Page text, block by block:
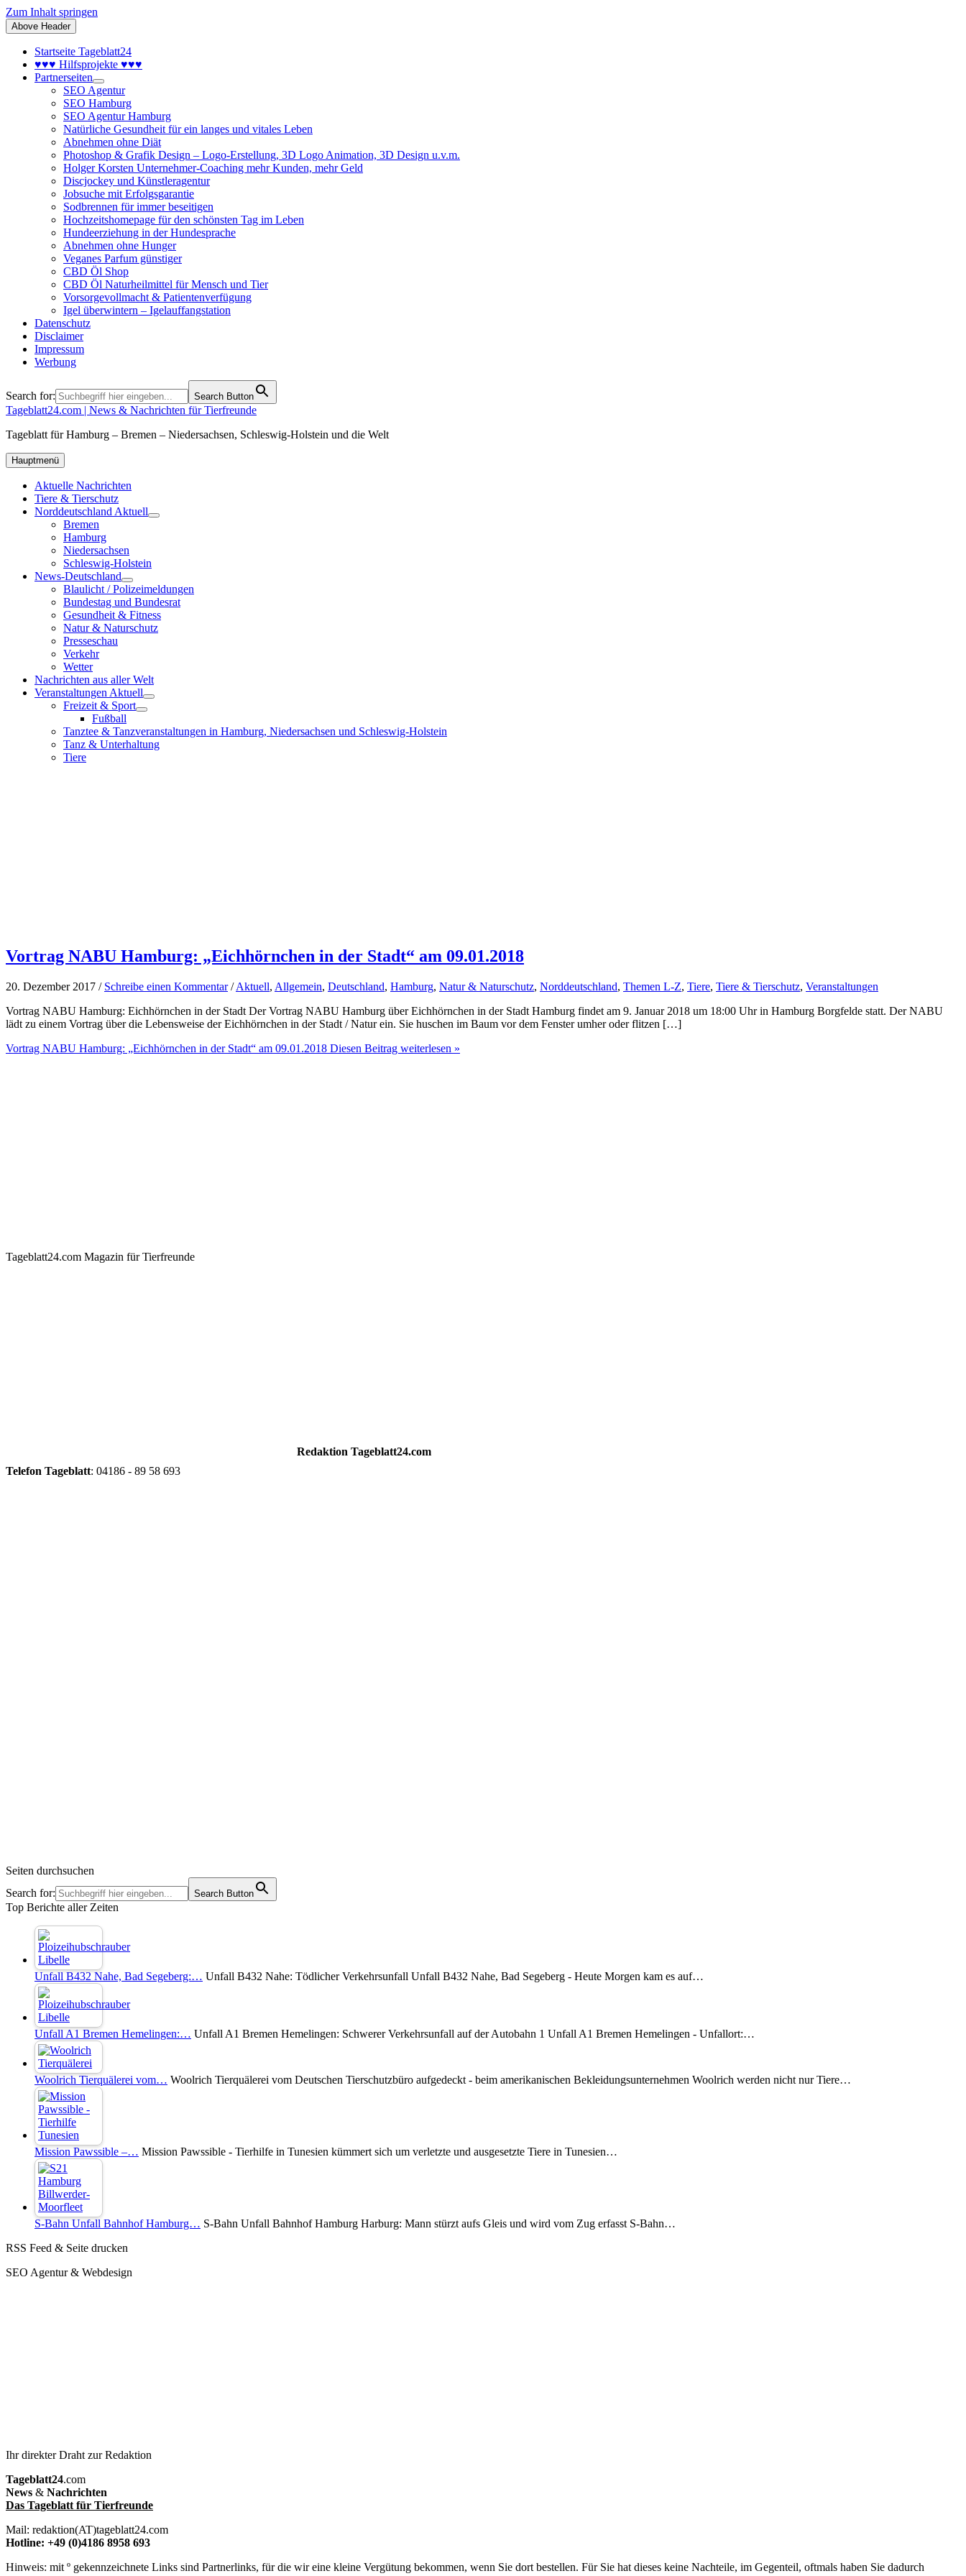
Zum Inhalt springen
Above Header
Startseite Tageblatt24
♥♥♥ Hilfsprojekte ♥♥♥
Partnerseiten
SEO Agentur
SEO Hamburg
SEO Agentur Hamburg
Natürliche Gesundheit für ein langes und vitales Leben
Abnehmen ohne Diät
Photoshop & Grafik Design – Logo-Erstellung, 3D Logo Animation, 3D Design u.v.m.
Holger Korsten Unternehmer-Coaching mehr Kunden, mehr Geld
Discjockey und Künstleragentur
Jobsuche mit Erfolgsgarantie
Sodbrennen für immer beseitigen
Hochzeitshomepage für den schönsten Tag im Leben
Hundeerziehung in der Hundesprache
Abnehmen ohne Hunger
Veganes Parfum günstiger
CBD Öl Shop
CBD Öl Naturheilmittel für Mensch und Tier
Vorsorgevollmacht & Patientenverfügung
Igel überwintern – Igelauffangstation
Datenschutz
Disclaimer
Impressum
Werbung
Search for: Search Button
Tageblatt24.com | News & Nachrichten für Tierfreunde
Tageblatt für Hamburg – Bremen – Niedersachsen, Schleswig-Holstein und die Welt
Hauptmenü
Aktuelle Nachrichten
Tiere & Tierschutz
Norddeutschland Aktuell
Bremen
Hamburg
Niedersachsen
Schleswig-Holstein
News-Deutschland
Blaulicht / Polizeimeldungen
Bundestag und Bundesrat
Gesundheit & Fitness
Natur & Naturschutz
Presseschau
Verkehr
Wetter
Nachrichten aus aller Welt
Veranstaltungen Aktuell
Freizeit & Sport
Fußball
Tanztee & Tanzveranstaltungen in Hamburg, Niedersachsen und Schleswig-Holstein
Tanz & Unterhaltung
Tiere
Vortrag NABU Hamburg: „Eichhörnchen in der Stadt“ am 09.01.2018
20. Dezember 2017 / Schreibe einen Kommentar /Aktuell, Allgemein, Deutschland, Hamburg, Natur & Naturschutz, Norddeutschland, Themen L-Z, Tiere, Tiere & Tierschutz, Veranstaltungen
Vortrag NABU Hamburg: Eichhörnchen in der Stadt Der Vortrag NABU Hamburg über Eichhörnchen in der Stadt Hamburg findet am 9. Januar 2018 um 18:00 Uhr in Hamburg Borgfelde statt. Der NABU
lädt zu einem Vortrag über die Lebensweise der Eichhörnchen in der Stadt / Natur ein. Sie huschen im Baum vor dem Fenster umher oder flitzen […]
Vortrag NABU Hamburg: „Eichhörnchen in der Stadt“ am 09.01.2018 Diesen Beitrag weiterlesen »
Tageblatt24.com Magazin für Tierfreunde
Redaktion Tageblatt24.com
Telefon Tageblatt: 04186 - 89 58 693
Seiten durchsuchen
Search for:
Search Button
Top Berichte aller Zeiten
Unfall B432 Nahe, Bad Segeberg:… Unfall B432 Nahe: Tödlicher Verkehrsunfall Unfall B432 Nahe, Bad Segeberg - Heute Morgen kam es auf…
Unfall A1 Bremen Hemelingen:… Unfall A1 Bremen Hemelingen: Schwerer Verkehrsunfall auf der Autobahn 1 Unfall A1 Bremen Hemelingen - Unfallort:…
Woolrich Tierquälerei vom… Woolrich Tierquälerei vom Deutschen Tierschutzbüro aufgedeckt - beim amerikanischen Bekleidungsunternehmen Woolrich werden nicht nur Tiere…
Mission Pawssible –… Mission Pawssible - Tierhilfe in Tunesien kümmert sich um verletzte und ausgesetzte Tiere in Tunesien…
S-Bahn Unfall Bahnhof Hamburg… S-Bahn Unfall Bahnhof Hamburg Harburg: Mann stürzt aufs Gleis und wird vom Zug erfasst S-Bahn…
RSS Feed & Seite drucken
SEO Agentur & Webdesign
Ihr direkter Draht zur Redaktion
Tageblatt24.com
News & Nachrichten
Das Tageblatt für Tierfreunde
Mail: redaktion(AT)tageblatt24.com
Hotline: +49 (0)4186 8958 693
Hinweis: mit º gekennzeichnete Links sind Partnerlinks, für die wir eine kleine Vergütung bekommen, wenn Sie dort bestellen. Für Sie hat dieses keine Nachteile, im Gegenteil, oftmals haben Sie dadurch